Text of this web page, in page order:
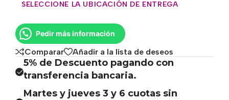
SELECCIONE LA UBICACIÓN DE ENTREGA
Pedir más información
Comparar Añadir a la lista de deseos
5% de Descuento pagando con
transferencia bancaria.
Martes y jueves 3 y 6 cuotas sin